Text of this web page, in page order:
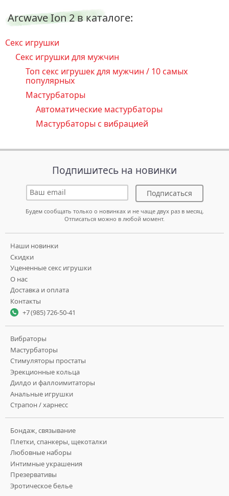
Arcwave Ion 2 в каталоге:
Секс игрушки
Секс игрушки для мужчин
Топ секс игрушек для мужчин / 10 самых
популярных
Мастурбаторы
Автоматические мастурбаторы
Мастурбаторы с вибрацией
Подпишитесь на новинки
Подписаться
Будем сообщать только о новинках и не чаще двух раз в месяц.
Отписаться можно в любой момент.
Наши новинки
Скидки
Уцененные секс игрушки
О нас
Доставка и оплата
Контакты
+7 (985) 726-50-41
Вибраторы
Мастурбаторы
Стимуляторы простаты
Эрекционные кольца
Дилдо и фаллоимитаторы
Анальные игрушки
Страпон / харнесс
Бондаж, связывание
Плетки, спанкеры, щекоталки
Любовные наборы
Интимные украшения
Презервативы
Эротическое белье